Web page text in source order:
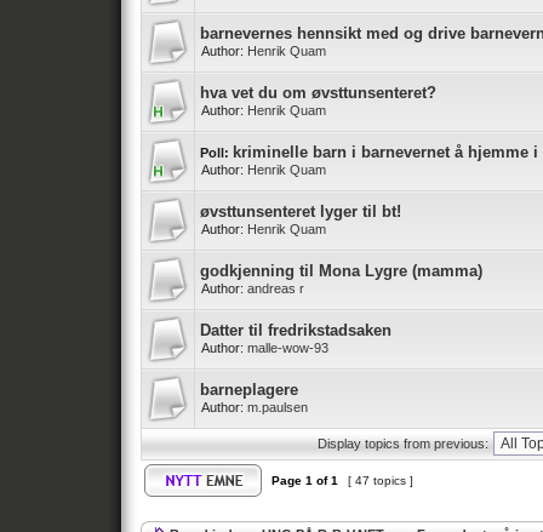
barnevernes hennsikt med og drive
Author: Henrik Quam
hva vet du om øvsttunsenteret?
Author: Henrik Quam
Poll: kriminelle barn i barnevernet å hjemme
Author: Henrik Quam
øvsttunsenteret lyger til bt!
Author: Henrik Quam
godkjenning til Mona Lygre (mamma)
Author: andreas r
Datter til fredrikstadsaken
Author: malle-wow-93
barneplagere
Author: m.paulsen
Display topics from previous:
Page 1 of1 [ 47 topics ]